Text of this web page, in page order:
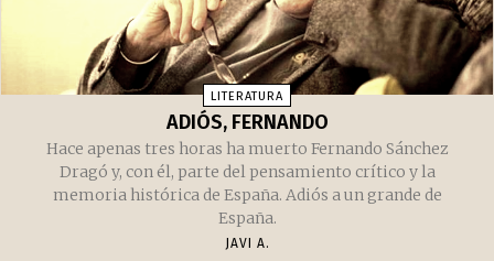
LITERATURA
ADIÓS, FERNANDO
Hace apenas tres horas ha muerto Fernando Sánchez
Dragó y, con él, parte del pensamiento crítico y la
memoria histórica de España. Adiós a un grande de
España.
JAVI A.